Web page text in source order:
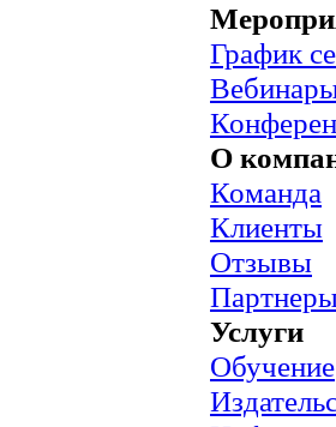
График
О
Команда
Клиенты
Отзывы
Услуги
Обучение